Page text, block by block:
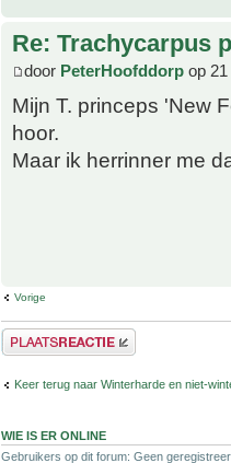
Re: Trachycarpus
door PeterHoofddorp op
Mijn T. princeps 'New
hoor.
Maar ik herrinner me
Vorige
Plaats een reactie
Keer terug naar Winterharde en niet-
WIE IS ER ONLINE
Gebruikers op dit forum: Geen